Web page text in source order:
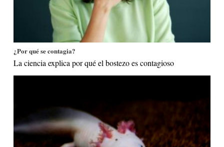
¿Por qué se contagia?
La ciencia explica por qué el bostezo es contagioso